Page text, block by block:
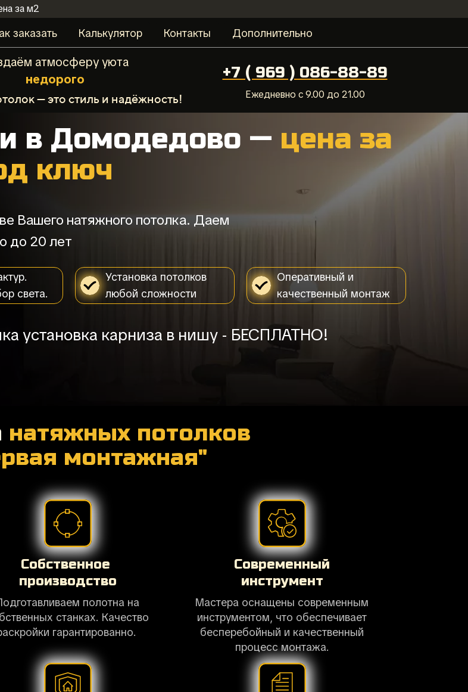
за м2
заказать Калькулятор Контакты Дополнительно
атмосферу уюта
оперативно
— это стиль и надёжность!
+7 ( 969 ) 086-88-89
Ежедневно с 9.00 до 21.00
в Домодедово — цена за
ключ
Вашего натяжного потолка. Даем
до 20 лет
света.
Установка потолков
любой сложности
Оперативный и
качественный монтаж
установка карниза в нишу - БЕСПЛАТНО!
натяжных потолков
монтажная"
Собственное
производство
полотна на
станках. Качество
гарантированно.
Современный
инструмент
Мастера оснащены современным
инструментом, что обеспечивает
бесперебойный и качественный
процесс монтажа.